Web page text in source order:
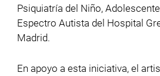
Psiquiatría del Niño,
Espectro Autista del Hospital
Madrid.
En apoyo a esta iniciativa, el